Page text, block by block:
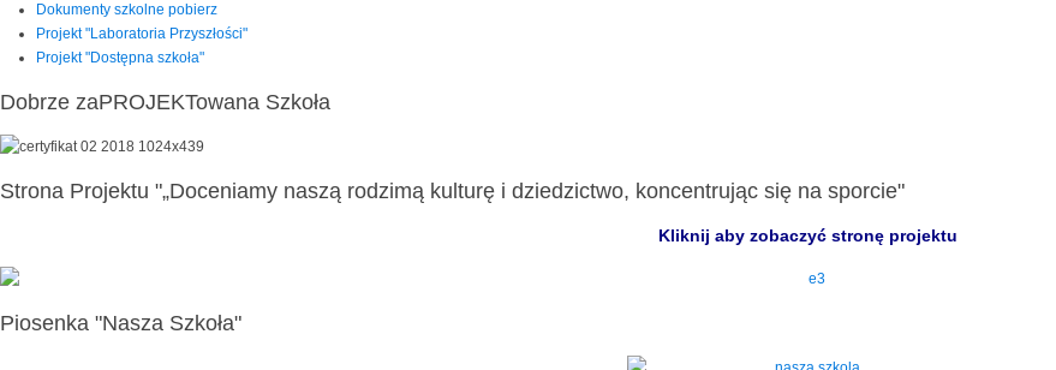
Dokumenty szkolne pobierz
Projekt "Laboratoria Przyszłości"
Projekt "Dostępna szkoła"
Dobrze zaPROJEKTowana Szkoła
Strona Projektu "„Doceniamy naszą rodzimą kulturę i dziedzictwo, koncentrując się na sporcie"
Kliknij aby zobaczyć stronę projektu
Piosenka "Nasza Szkoła"